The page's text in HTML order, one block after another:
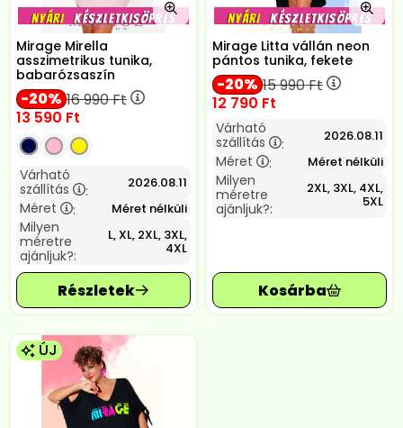
Mirage Mirella
asszimetrikus tunika,
babarózsaszín
20 16 990Ft
13 590 Ft
Várható
szállítás
: 2026.08.11
Méret : Méret nélküli
Milyen
méretre
ajánljuk?:
L, XL, 2XL, 3XL,
4XL
Mirage Litta vállán neon
pántos tunika, fekete
20 15 990Ft
12 790 Ft
Várható
szállítás
: 2026.08.11
Méret : Méret nélküli
Milyen
méretre
ajánljuk?:
2XL, 3XL, 4XL,
5XL
ÚJ